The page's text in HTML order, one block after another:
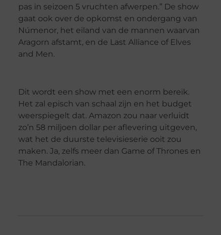
pas in seizoen 5 vruchten afwerpen.” De show
gaat ook over de opkomst en ondergang van
Númenor, het eiland van de mannen waarvan
Aragorn afstamt, en de Last Alliance of Elves
and Men.
Dit wordt een show met een enorm bereik.
Het zal episch van schaal zijn en het budget
weerspiegelt dat. Amazon zou naar verluidt
zo’n 58 miljoen dollar per aflevering uitgeven,
wat het de duurste televisieserie ooit zou
maken. Ja, zelfs meer dan Game of Thrones en
The Mandalorian.